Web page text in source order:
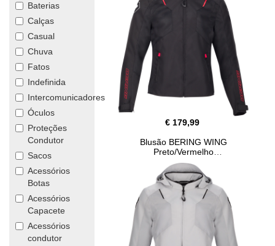
Baterias
Calças
Casual
Chuva
Fatos
Indefinida
Intercomunicadores
Óculos
Proteções
Condutor
Sacos
Acessórios
Botas
Acessórios
Capacete
Acessórios
condutor
€ 179,99
Blusão BERING WING
Preto/Vermelho